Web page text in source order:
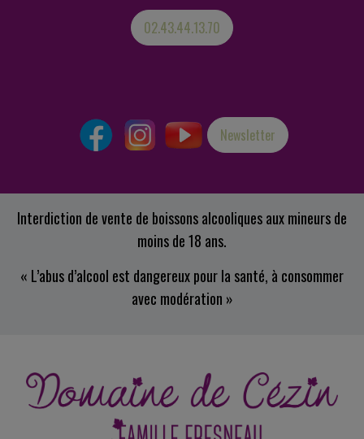
02.43.44.13.70
Newsletter
Interdiction de vente de boissons alcooliques aux mineurs de
moins de 18 ans.
« L’abus d’alcool est dangereux pour la santé, à consommer
avec modération »